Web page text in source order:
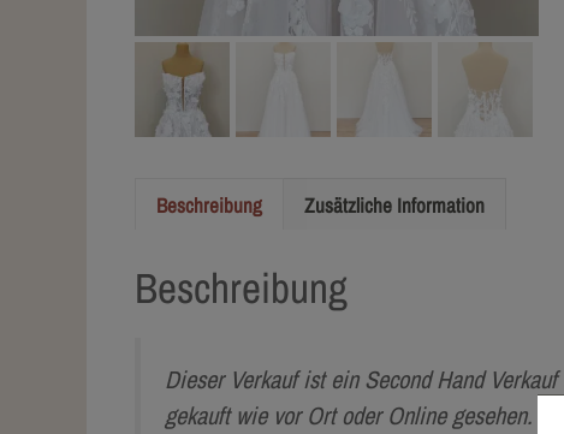
Beschreibung Zusätzliche Information
Beschreibung
Dieser Verkauf ist ein Second Hand
gekauft wie vor Ort oder Online gesehen.